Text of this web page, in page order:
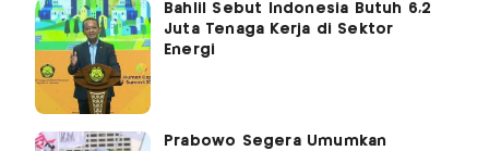
Bahlil Sebut Indonesia Butuh 6,2
Juta Tenaga Kerja di Sektor
Energi
Prabowo Segera Umumkan